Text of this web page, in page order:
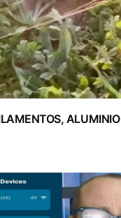
ALUMINIO